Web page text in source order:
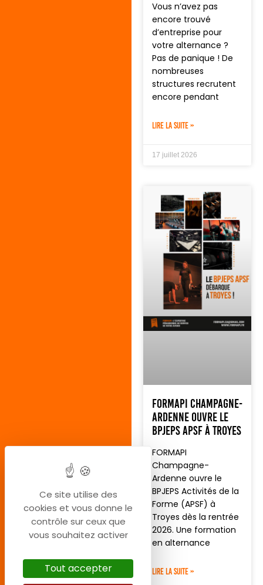
Vous n’avez pas
encore trouvé
d’entreprise pour
votre alternance ?
Pas de panique ! De
nombreuses
structures recrutent
encore pendant
LIRE LA SUITE »
17 juillet 2026
FORMAPI Champagne-
Ardenne ouvre le
BPJEPS APSF à Troyes
FORMAPI
Champagne-
Ardenne ouvre le
BPJEPS Activités de la
Forme (APSF) à
Troyes dès la rentrée
2026. Une formation
en alternance
LIRE LA SUITE »
Ce site utilise des
cookies et vous donne le
contrôle sur ceux que
vous souhaitez activer
Tout accepter